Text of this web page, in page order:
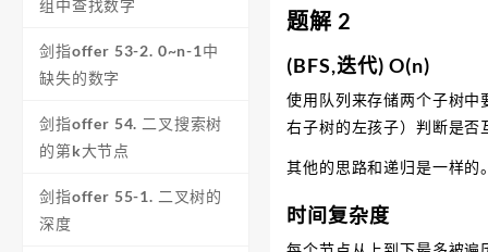
题解 2
(BFS,迭代) O(n)
使用队列来存储两个子树
右子树的左孩子）判断是否
其他的思路和递归是一样的
时间复杂度
组中查找数字
剑指offer 53-2. 0~n-1中
缺失的数字
剑指offer 54. 二叉搜索树
的第k大节点
剑指offer 55-1. 二叉树的
深度